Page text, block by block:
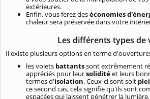
extérieures.
Enfin, vous ferez deséconomies
chaleur sera préservée dans votre
Les différents types de
Il existe plusieurs options en terme
les volets battantssont extrêmement
appréciés pour leursoliditéet leurs
termes d'isolation. Ceux-ci sont soit
ce second cas, cela signifie qu'ils sont
espacées qui laissent pénétrer la